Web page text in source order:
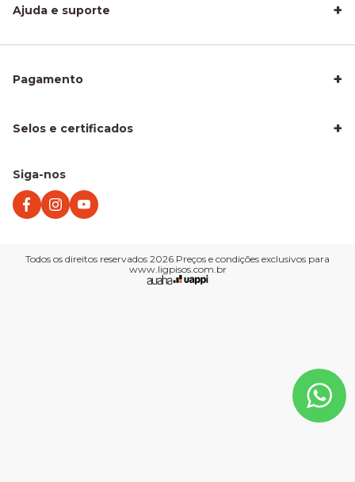
Sobre nós
Nossa Loja
Ajuda e suporte +
Frete e entrega
Como Calcular a Área do seu Piso
Piso Laminado para Sala
Piso Vinílico para Apartamento
Quando trocar seu piso laminado
Vinílico ou Laminado?
Pagamento +
Selos e certificados +
Siga-nos
Todos os direitos reservados 2026.Preços e condições exclusivos para
www.ligpisos.com.br